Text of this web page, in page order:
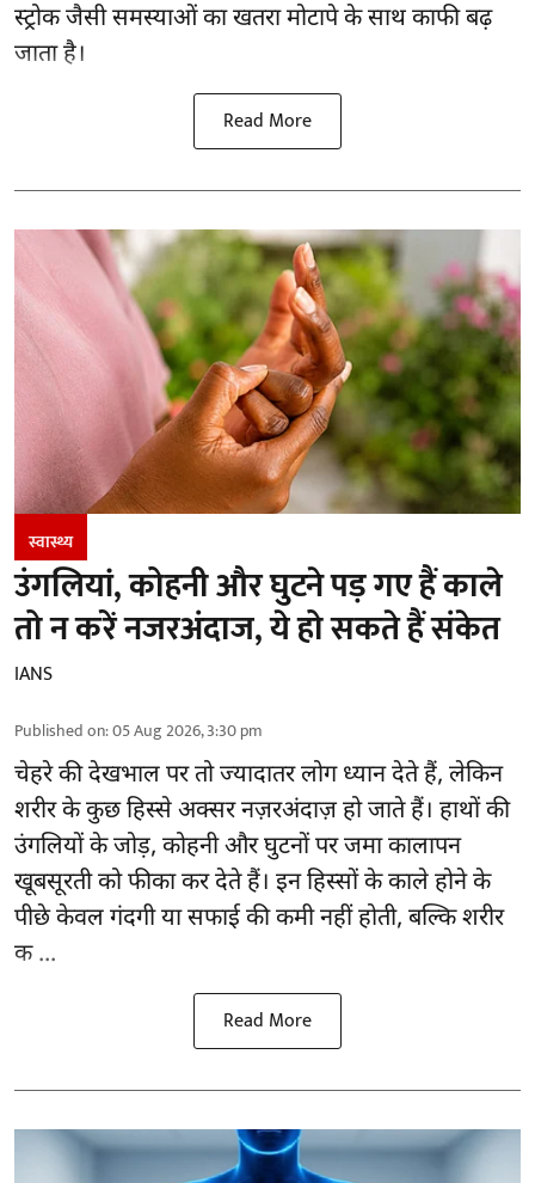
स्ट्रोक जैसी समस्याओं का खतरा मोटापे के साथ काफी बढ़
जाता है।
Read More
स्वास्थ्य
उंगलियां, कोहनी और घुटने पड़ गए हैं काले
तो न करें नजरअंदाज, ये हो सकते हैं संकेत
IANS
Published on:05 Aug 2026, 3:30 pm
चेहरे की देखभालपर तो ज्यादातर लोग ध्यान देते हैं, लेकिन
शरीर के कुछ हिस्से अक्सर नज़रअंदाज़ हो जाते हैं। हाथों की
उंगलियों के जोड़, कोहनी और घुटनों पर जमा कालापन
खूबसूरती को फीका कर देते हैं। इन हिस्सों के काले होने के
पीछे केवल गंदगी या सफाई की कमी नहीं होती, बल्कि शरीर
क ...
Read More